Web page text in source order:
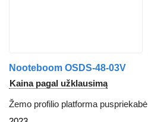
Nooteboom OSDS-48-03V
Kaina pagal užklausimą
Žemo profilio platforma puspriekabė